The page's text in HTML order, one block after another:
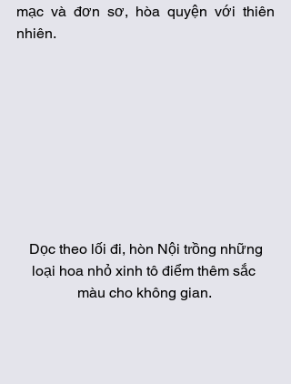
mạc và đơn sơ, hòa quyện với thiên
nhiên.
loại hoa nhỏ xinh tô điểm thêm sắc
màu cho không gian.